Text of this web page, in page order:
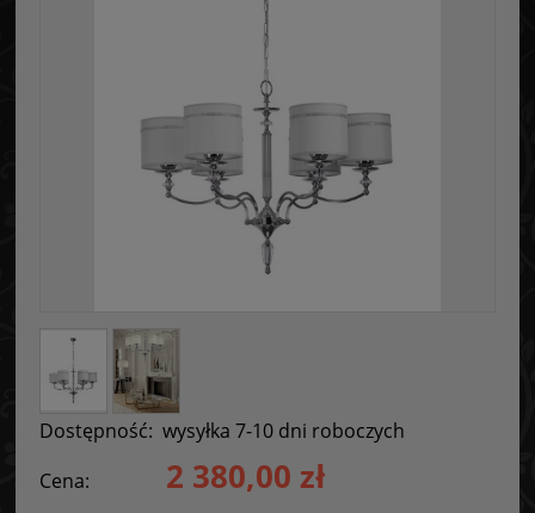
Dostępność: wysyłka 7-10 dni roboczych
Cena:
2 380,00 zł